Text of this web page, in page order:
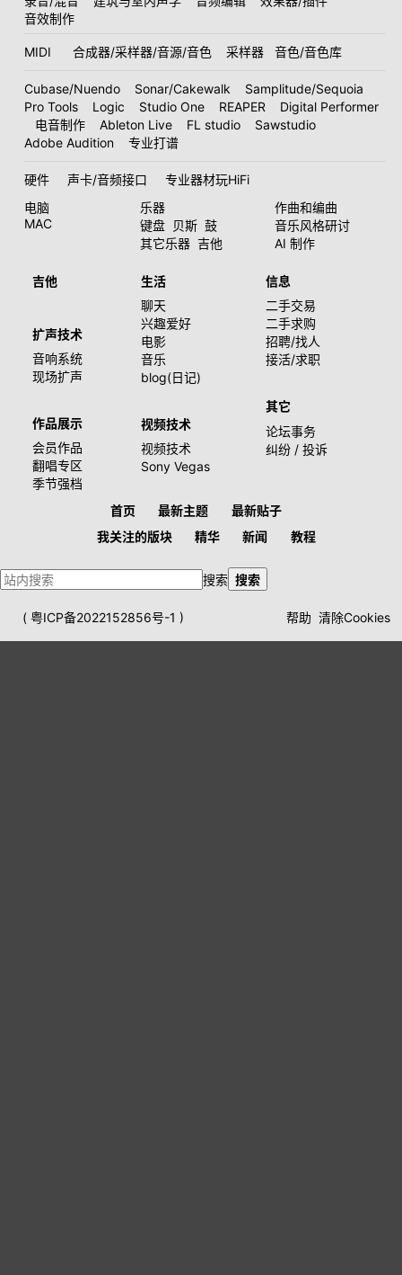
音效制作
MIDI 合成器/采样器/音源/音色 采样器 音色/音色库
Cubase/Nuendo Sonar/Cakewalk
Samplitude/Sequoia
Pro Tools
Logic Studio One REAPER
Digital Performer
电音制作
Ableton Live FL studio
Sawstudio
Adobe Audition
专业打谱
硬件 声卡/音频接口
专业器材玩HiFi
电脑
MAC
乐器
键盘 贝斯 鼓
其它乐器 吉他
作曲和编曲
音乐风格研讨
AI 制作
吉他
扩声技术
音响系统
现场扩声
作品展示
会员作品
翻唱专区
季节强档
生活
聊天
兴趣爱好
电影
音乐
blog(日记)
视频技术
视频技术
Sony Vegas
信息
二手交易
二手求购
招聘/找人
接活/求职
其它
论坛事务
纠纷 / 投诉
首页 最新主题
最新贴子
我关注的版块
精华 新闻 教程
搜索 搜索
( 粤ICP备2022152856号-1 ) 帮助 清除Cookies